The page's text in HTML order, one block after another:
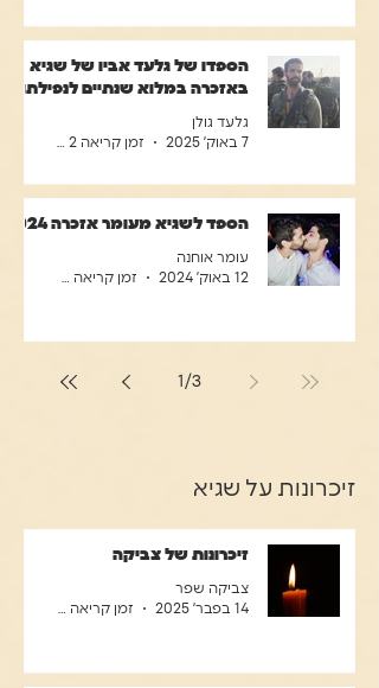
הספדו של גלעד אביו של שגיא
באזכרה במלוא שנתיים לנפילתו
גלעד גולן
7 באוק׳ 2025
הספד לשגיא מעומר אזכרה 2024
עומר אוחנה
12 באוק׳ 2024
1 /3
זיכרונות על שגיא
זיכרונות של צביקה
צביקה שפר
14 בפבר׳ 2025